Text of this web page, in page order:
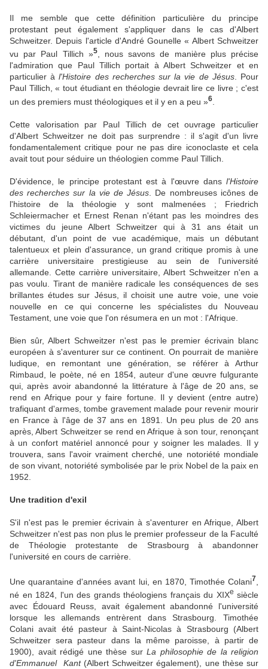
Il me semble que cette définition particulière du principe
protestant peut également s'appliquer dans le cas d'Albert
Schweitzer. Depuis l'article d'André Gounelle « Albert Schweitzer
vu par Paul Tillich »5, nous savons de manière plus précise
l'admiration que Paul Tillich portait à Albert Schweitzer et en
particulier àl'Histoire des recherches sur la vie de Jésus. Pour
Paul Tillich, « tout étudiant en théologie devrait lire ce livre ; c'est
un des premiers must théologiques et il y en a peu »6
Cette valorisation par Paul Tillich de cet ouvrage particulier
d'Albert Schweitzer ne doit pas surprendre : il s'agit d'un livre
fondamentalement critique pour ne pas dire iconoclaste et cela
avait tout pour séduire un théologien comme Paul Tillich.
D'évidence, le principe protestant est à l'œuvre dans l'Histoire
des recherches sur la vie de Jésus . De nombreuses icônes de
l'histoire de la théologie y sont malmenées ; Friedrich
Schleiermacher et Ernest Renan n'étant pas les moindres des
victimes du jeune Albert Schweitzer qui à 31 ans était un
débutant, d'un point de vue académique, mais un débutant
talentueux et plein d'assurance, un grand critique promis à une
carrière universitaire prestigieuse au sein de l'université
allemande. Cette carrière universitaire, Albert Schweitzer n'en a
pas voulu. Tirant de manière radicale les conséquences de ses
brillantes études sur Jésus, il choisit une autre voie, une voie
nouvelle en ce qui concerne les spécialistes du Nouveau
Testament, une voie que l'on résumera en un mot : l'Afrique.
Bien sûr, Albert Schweitzer n'est pas le premier écrivain blanc
européen à s'aventurer sur ce continent. On pourrait de manière
ludique, en remontant une génération, se référer à Arthur
Rimbaud, le poète, né en 1854, auteur d'une œuvre fulgurante
qui, après avoir abandonné la littérature à l'âge de 20 ans, se
rend en Afrique pour y faire fortune. Il y devient (entre autre)
trafiquant d'armes, tombe gravement malade pour revenir mourir
en France à l'âge de 37 ans en 1891. Un peu plus de 20 ans
après, Albert Schweitzer se rend en Afrique à son tour, renonçant
à un confort matériel annoncé pour y soigner les malades. Il y
trouvera, sans l'avoir vraiment cherché, une notoriété mondiale
de son vivant, notoriété symbolisée par le prix Nobel de la paix en
1952.
Une tradition d'exil
S'il n'est pas le premier écrivain à s'aventurer en Afrique, Albert
Schweitzer n'est pas non plus le premier professeur de la Faculté
de Théologie protestante de Strasbourg à abandonner
l'université en cours de carrière.
Une quarantaine d'années avant lui, en 1870, Timothée Colani7
né en 1824, l'un des grands théologiens français du XIXe siècle
avec Édouard Reuss, avait également abandonné l'université
lorsque les allemands entrèrent dans Strasbourg. Timothée
Colani avait été pasteur à Saint-Nicolas à Strasbourg (Albert
Schweitzer sera pasteur dans la même paroisse, à partir de
1900), avait rédigé une thèse sur La philosophie de la religion
d'Emmanuel Kant(Albert Schweitzer également), une thèse sur